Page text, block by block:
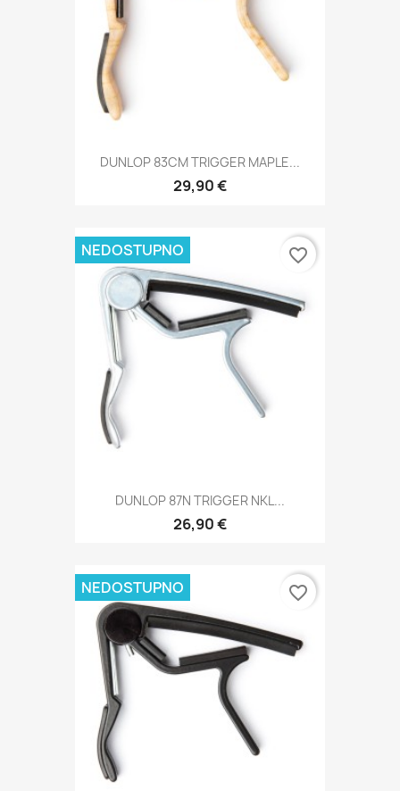
DUNLOP 83CM TRIGGER MAPLE...
29,90 €
DUNLOP 87N TRIGGER NKL...
26,90 €
NEDOSTUPNO favorite_border
NEDOSTUPNO favorite_border